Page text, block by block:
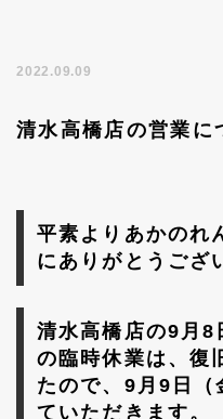
2022.09.09
清水高橋店の営業に
平素よりあかのれ
にありがとうござ
清水高橋店の9月8
の臨時休業は、復
たので、9月9日（
ていただきます。